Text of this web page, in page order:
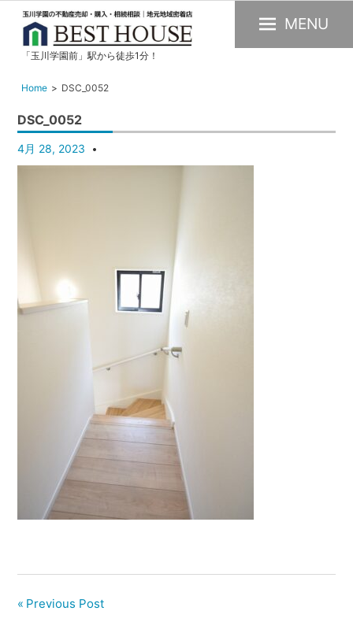
玉
川
園
の
不
売
却・
賃
BEST
「玉川学園前」駅から徒歩1分！
MENU
Home DSC_0052
DSC_0052
4月 28, 2023
Previous Post